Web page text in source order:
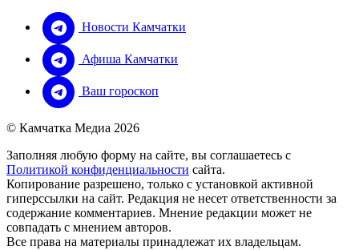
Новости Камчатки
Афиша Камчатки
Ваш гороскоп
© Камчатка Медиа 2026
Заполняя любую форму на сайте, вы соглашаетесь с
Политикой конфиденциальности сайта.
Копирование разрешено, только с установкой активной
гиперссылки на сайт. Редакция не несет ответственности за
содержание комментариев. Мнение редакции может не
совпадать с мнением авторов.
Все права на материалы принадлежат их владельцам.